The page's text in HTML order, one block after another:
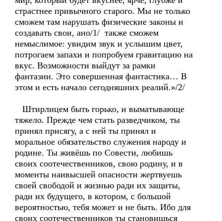
страстнее привычного старого. Мы не только
сможем там нарушать физические законы и
создавать свои, ано/1/ также сможем
немыслимое: увидим звук и услышим цвет,
потрогаем запахи и попробуем гравитацию на
вкус. Возможности выйдут за рамки
фантазии. Это совершенная фантастика… В
этом и есть начало сегодняшних реалий.»/2/
Штирлицем быть горько, и выматывающе
тяжело. Прежде чем стать разведчиком, ты
принял присягу, а с ней ты принял и
моральное обязательство служения народу и
родине. Ты живёшь по Совести, любишь
своих соотечественников, свою родину, и в
моменты наивысшей опасности жертвуешь
своей свободой и жизнью ради их защиты,
ради их будущего, в котором, с большой
вероятностью, тебя может и не быть. Ибо для
своих соотечественников ты становишься